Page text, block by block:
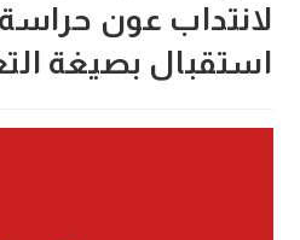
لانتداب عون
استقبال بصيغة